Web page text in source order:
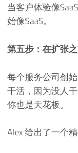
当客户体验像
始像SaaS。
第五步：在扩张
每个服务公司创
干活，因为没人
你也是天花板。
Alex 给出了一个